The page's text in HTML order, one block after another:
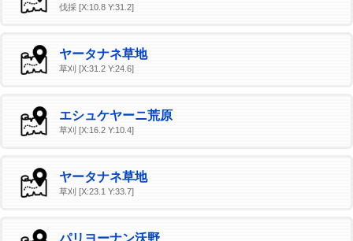
伐採 [X:10.8 Y:31.2]
ヤータナネ草地
草刈 [X:31.2 Y:24.6]
エシュケヤーニ荒原
草刈 [X:16.2 Y:10.4]
ヤータナネ草地
草刈 [X:23.1 Y:33.7]
パリヨーナン沃野